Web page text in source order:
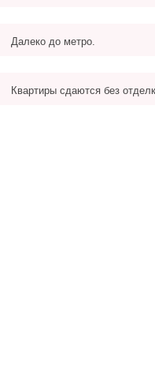
Далеко до метро.
Квартиры сдаются без